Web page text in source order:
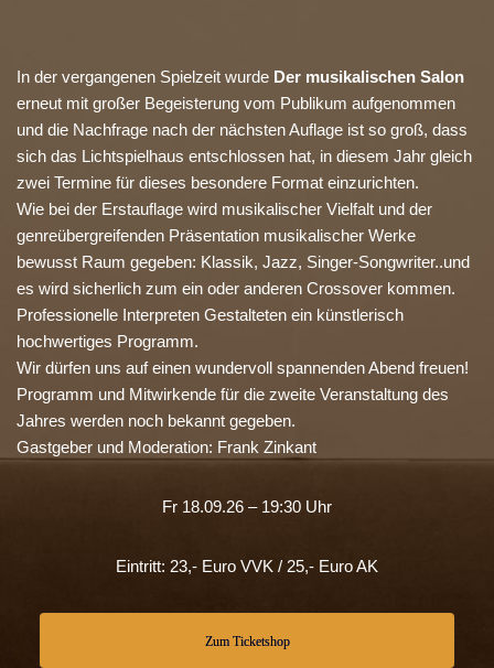
In der vergangenen Spielzeit wurde Der musikalischen Salon
erneut mit großer Begeisterung vom Publikum aufgenommen
und die Nachfrage nach der nächsten Auflage ist so groß, dass
sich das Lichtspielhaus entschlossen hat, in diesem Jahr gleich
zwei Termine für dieses besondere Format einzurichten.
Wie bei der Erstauflage wird musikalischer Vielfalt und der
genreübergreifenden Präsentation musikalischer Werke
bewusst Raum gegeben: Klassik, Jazz, Singer-Songwriter..und
es wird sicherlich zum ein oder anderen Crossover kommen.
Professionelle Interpreten Gestalteten ein künstlerisch
hochwertiges Programm.
Wir dürfen uns auf einen wundervoll spannenden Abend freuen!
Programm und Mitwirkende für die zweite Veranstaltung des
Jahres werden noch bekannt gegeben.
Gastgeber und Moderation: Frank Zinkant
Fr 18.09.26 – 19:30 Uhr
Eintritt: 23,- Euro VVK / 25,- Euro AK
Zum Ticketshop